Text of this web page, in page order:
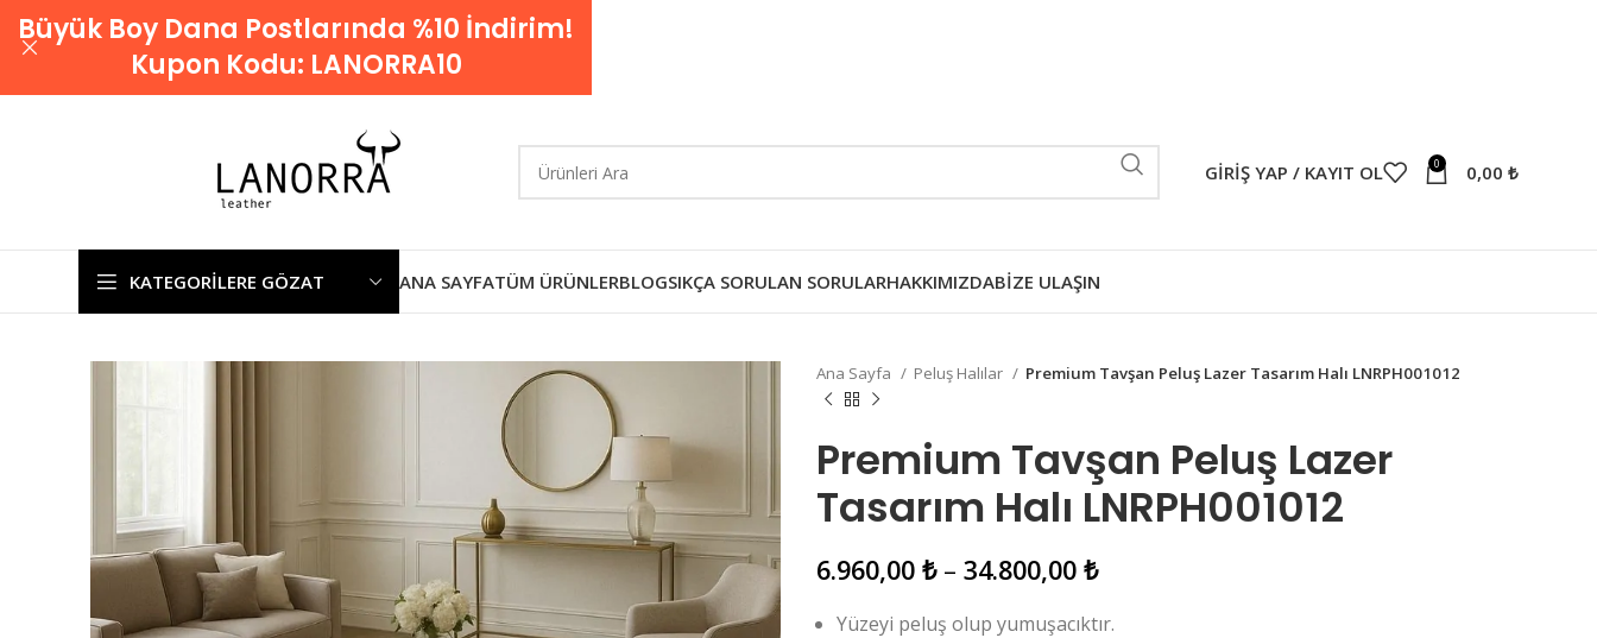
GIRIŞ YAP / KAYIT OL 0 0,00 ₺
KATEGORILERE GÖZAT ANA SAYFATÜM ÜRÜNLERBLOGSIKÇA SORULAN SORULARHAKKIMIZDABIZE ULAŞIN
Ana Sayfa Peluş Halılar Premium Tavşan Peluş Lazer Tasarım Halı LNRPH001012
Premium Tavşan Peluş Lazer
Tasarım Halı LNRPH001012
6.960,00 ₺ – 34.800,00 ₺
Yüzeyi peluş olup yumuşacıktır.
Büyük Boy Dana Postlarında %10 İndirim!
Kupon Kodu: LANORRA10